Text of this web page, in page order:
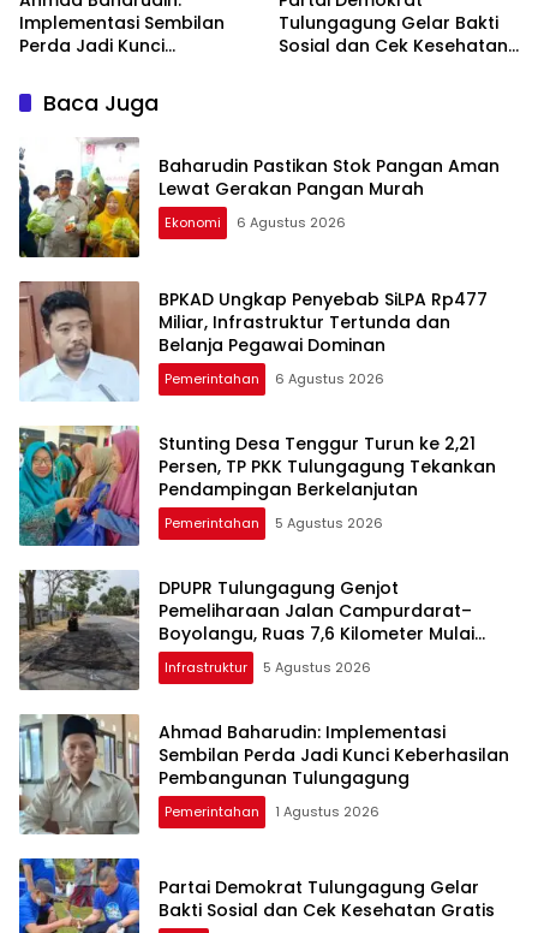
Implementasi Sembilan
Perda Jadi Kunci
Pembangunan
Tulungagung
Tulungagung Gelar Bakti
Sosial dan Cek Kesehatan
Baca Juga
Baharudin Pastikan Stok Pangan Aman
Lewat Gerakan Pangan Murah
Ekonomi 6 Agustus 2026
BPKAD Ungkap Penyebab SiLPA Rp477
Miliar, Infrastruktur Tertunda dan
Belanja Pegawai Dominan
Pemerintahan 6 Agustus 2026
Stunting Desa Tenggur Turun ke 2,21
Persen, TP PKK Tulungagung Tekankan
Pendampingan Berkelanjutan
Pemerintahan 5 Agustus 2026
DPUPR Tulungagung Genjot
Pemeliharaan Jalan Campurdarat–
Boyolangu, Ruas 7,6 Kilometer Mulai
Diperbaiki
Infrastruktur 5 Agustus 2026
Ahmad Baharudin: Implementasi
Sembilan Perda Jadi Kunci Keberhasilan
Pembangunan Tulungagung
Pemerintahan 1 Agustus 2026
Partai Demokrat Tulungagung Gelar
Bakti Sosial dan Cek Kesehatan Gratis